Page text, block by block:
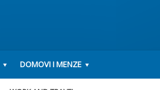
DOMOVI I MENZE